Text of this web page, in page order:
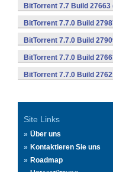
BitTorrent 7.7 Build 27663
BitTorrent 7.7.0 Build
BitTorrent 7.7.0 Build
BitTorrent 7.7.0 Build
BitTorrent 7.7.0 Build
Site Links
Über uns
Kontaktieren Sie uns
Roadmap